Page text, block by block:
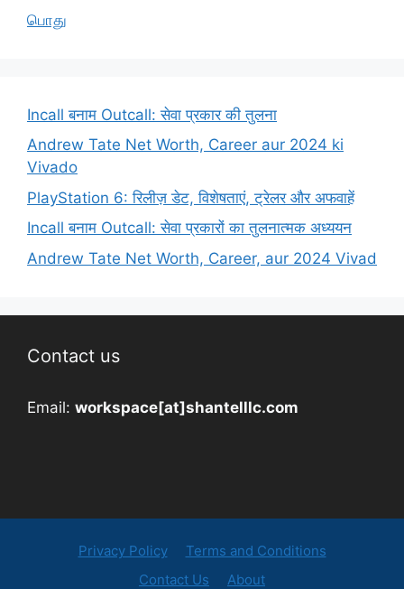
பொது
Incall बनाम Outcall: सेवा प्रकार की तुलना
Andrew Tate Net Worth, Career aur 2024 ki
Vivado
PlayStation 6: रिलीज़ डेट, विशेषताएं, ट्रेलर और अफवाहें
Incall बनाम Outcall: सेवा प्रकारों का तुलनात्मक अध्ययन
Andrew Tate Net Worth, Career, aur 2024 Vivad
Contact us
Email: workspace[at]shantelllc.com
Privacy Policy
Terms and Conditions
Contact Us
About